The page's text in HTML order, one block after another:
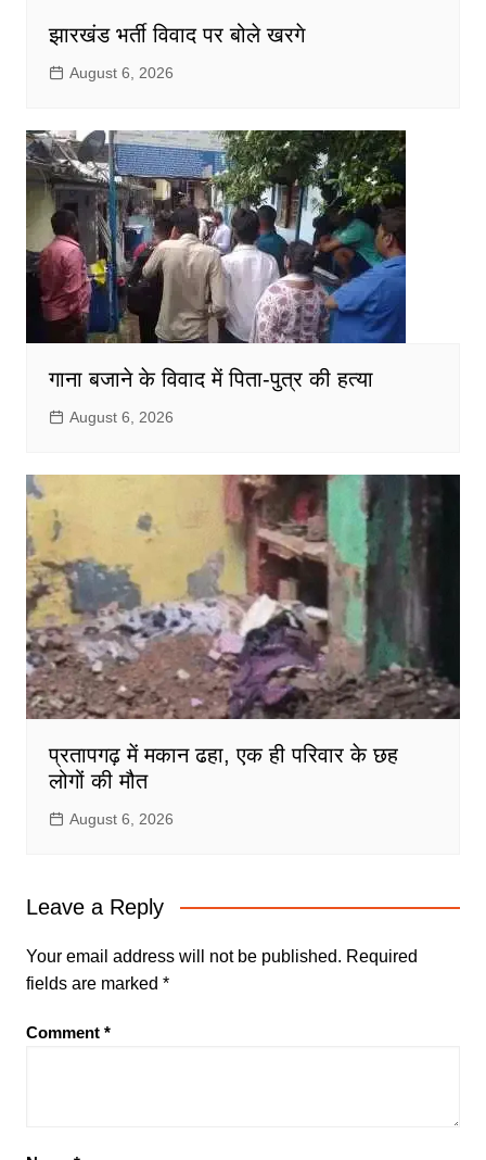
झारखंड भर्ती विवाद पर बोले खरगे
August 6, 2026
गाना बजाने के विवाद में पिता-पुत्र की हत्या
August 6, 2026
प्रतापगढ़ में मकान ढहा, एक ही परिवार के छह
लोगों की मौत
August 6, 2026
Leave a Reply
Your email address will not be published. Required
fields are marked *
Comment *